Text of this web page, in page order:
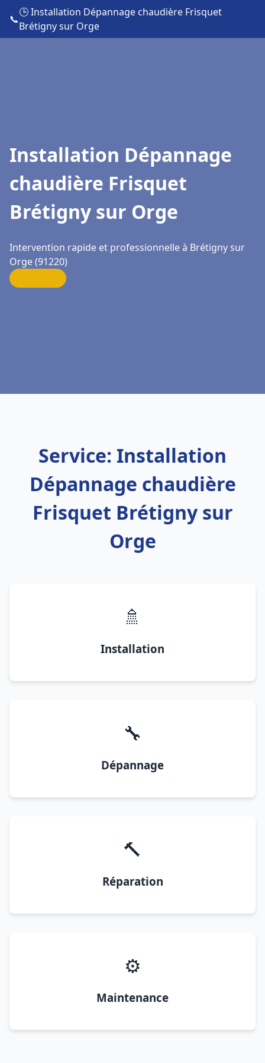
📞
🕒 Installation Dépannage chaudière Frisquet
Brétigny sur Orge
Installation Dépannage
chaudière Frisquet
Brétigny sur Orge
Intervention rapide et professionnelle à Brétigny sur
Orge (91220)
Service: Installation
Dépannage chaudière
Frisquet Brétigny sur
Orge
🚿
Installation
🔧
Dépannage
🔨
Réparation
⚙️
Maintenance